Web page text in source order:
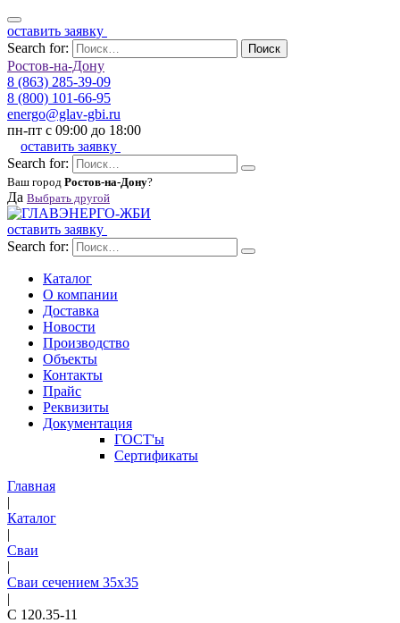
оставить заявку
Search for:
Поиск
Ростов-на-Дону
8 (863) 285-39-09
8 (800) 101-66-95
energo@glav-gbi.ru
пн-пт с 09:00 до 18:00
оставить заявку
Search for:
Ваш город Ростов-на-Дону?
Да Выбрать другой
оставить заявку
Search for:
Каталог
О компании
Доставка
Новости
Производство
Объекты
Контакты
Прайс
Реквизиты
Документация
ГОСТ'ы
Сертификаты
Главная
|
Каталог
|
Сваи
|
Сваи сечением 35х35
|
С 120.35-11